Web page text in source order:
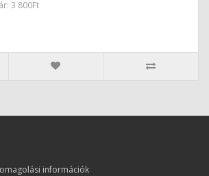
3 800Ft
információk